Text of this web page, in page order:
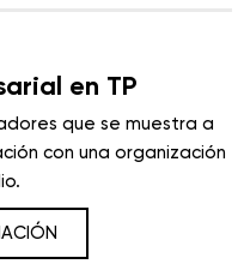
en TP
que se muestra a
con una organización